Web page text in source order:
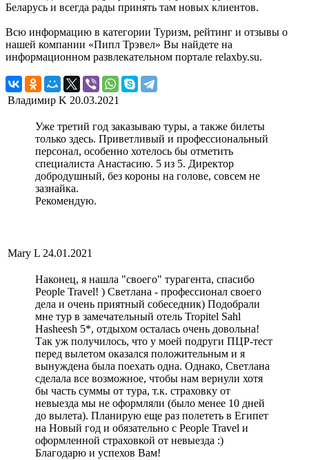
Беларусь и всегда рады принять там новых клиентов.
Всю информацию в категории Туризм, рейтинг и отзывы о
нашей компании «Пипл Трэвел» Вы найдете на
информационном развлекательном портале relaxby.su.
Владимир K 20.03.2021
Уже третий год заказываю туры, а также билеты
только здесь. Приветливый и профессиональный
персонал, особенно хотелось бы отметить
специалиста Анастасию. 5 из 5. Директор
добродушный, без короны на голове, совсем не
зазнайка.
Рекомендую.
Mary L 24.01.2021
Наконец, я нашла "своего" турагента, спасибо
People Travel! ) Светлана - профессионал своего
дела и очень приятный собеседник) Подобрали
мне тур в замечательный отель Tropitel Sahl
Hasheesh 5*, отдыхом осталась очень довольна!
Так уж получилось, что у моей подруги ПЦР-тест
перед вылетом оказался положительным и я
вынуждена была поехать одна. Однако, Светлана
сделала все возможное, чтобы нам вернули хотя
бы часть суммы от тура, т.к. страховку от
невыезда мы не оформляли (было менее 10 дней
до вылета). Планирую еще раз полететь в Египет
на Новый год и обязательно с People Travel и
оформленной страховкой от невыезда :)
Благодарю и успехов Вам!